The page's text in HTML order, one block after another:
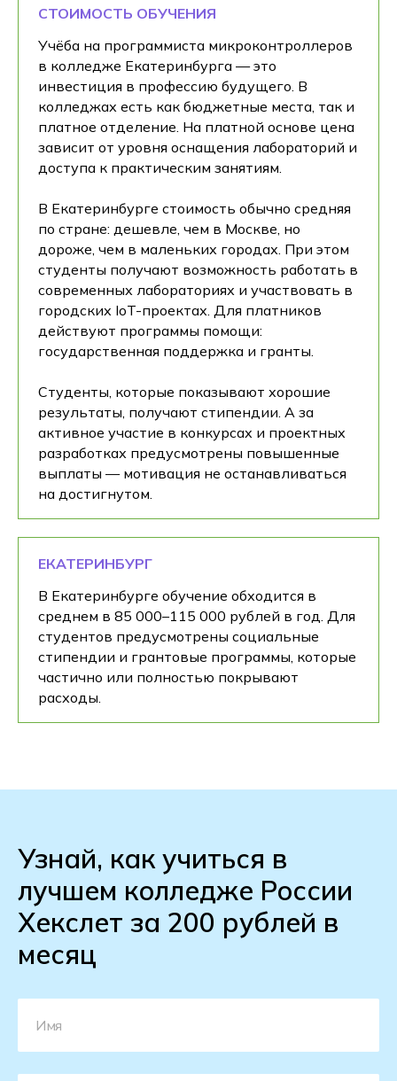
СТОИМОСТЬ ОБУЧЕНИЯ
Учёба на программиста микроконтроллеров
в колледже Екатеринбурга — это
инвестиция в профессию будущего. В
колледжах есть как бюджетные места, так и
платное отделение. На платной основе цена
зависит от уровня оснащения лабораторий и
доступа к практическим занятиям.
В Екатеринбурге стоимость обычно средняя
по стране: дешевле, чем в Москве, но
дороже, чем в маленьких городах. При этом
студенты получают возможность работать в
современных лабораториях и участвовать в
городских IoT-проектах. Для платников
действуют программы помощи:
государственная поддержка и гранты.
Студенты, которые показывают хорошие
результаты, получают стипендии. А за
активное участие в конкурсах и проектных
разработках предусмотрены повышенные
выплаты — мотивация не останавливаться
на достигнутом.
ЕКАТЕРИНБУРГ
В Екатеринбурге обучение обходится в
среднем в 85 000–115 000 рублей в год. Для
студентов предусмотрены социальные
стипендии и грантовые программы, которые
частично или полностью покрывают
расходы.
Узнай, как учиться в
лучшем колледже России
Хекслет за 200 рублей в
месяц